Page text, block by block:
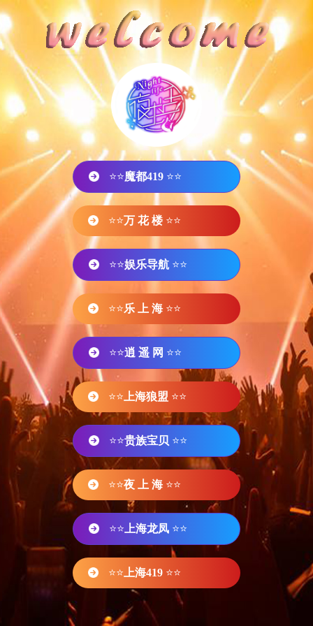
⭐⭐魔都419 ⭐⭐
⭐⭐万 花 楼 ⭐⭐
⭐⭐娱乐导航 ⭐⭐
⭐⭐乐 上 海 ⭐⭐
⭐⭐逍 遥 网 ⭐⭐
⭐⭐ 上海狼盟 ⭐⭐
⭐⭐贵族宝贝 ⭐⭐
⭐⭐夜 上 海 ⭐⭐
⭐⭐ 上海龙凤 ⭐⭐
⭐⭐ 上海419 ⭐⭐